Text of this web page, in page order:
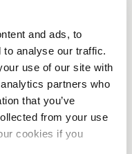
and ads, to
to analyse our traffic.
use of our site with
partners who
that you’ve
from your use
cookies if you
“maaien”,
bij opslag of
oppakt.
(als je dit ook
over in snoei- of